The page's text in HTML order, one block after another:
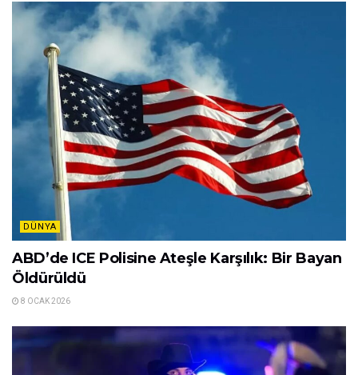
DÜNYA
ABD’de ICE Polisine Ateşle Karşılık: Bir Bayan
Öldürüldü
8 OCAK 2026